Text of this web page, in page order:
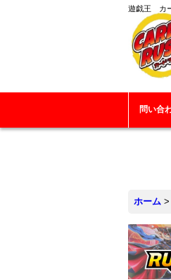
遊戯王 カ
問い合
ホーム >